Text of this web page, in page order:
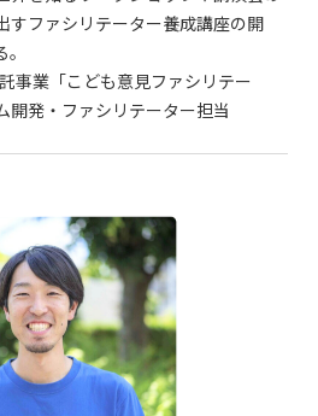
すファシリテーター養成講座の開
事業「こども意見ファシリテー
開発・ファシリテーター担当